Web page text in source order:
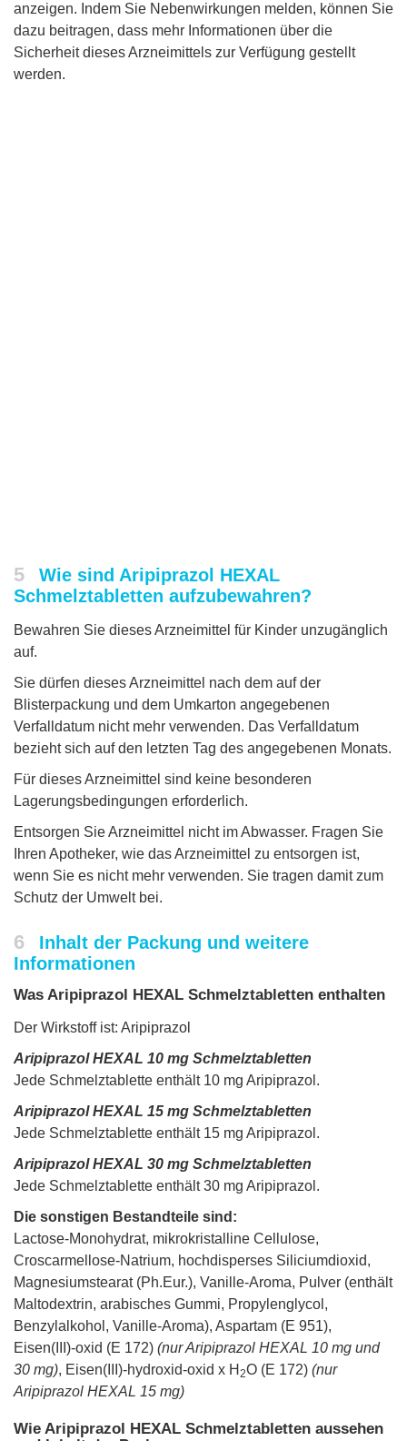
anzeigen. Indem Sie Nebenwirkungen melden, können Sie
dazu beitragen, dass mehr Informationen über die
Sicherheit dieses Arzneimittels zur Verfügung gestellt
werden.
5
Wie sind Aripiprazol HEXAL
Schmelztabletten aufzubewahren?
Bewahren Sie dieses Arzneimittel für Kinder unzugänglich
auf.
Sie dürfen dieses Arzneimittel nach dem auf der
Blisterpackung und dem Umkarton angegebenen
Verfalldatum nicht mehr verwenden. Das Verfalldatum
bezieht sich auf den letzten Tag des angegebenen Monats.
Für dieses Arzneimittel sind keine besonderen
Lagerungsbedingungen erforderlich.
Entsorgen Sie Arzneimittel nicht im Abwasser. Fragen Sie
Ihren Apotheker, wie das Arzneimittel zu entsorgen ist,
wenn Sie es nicht mehr verwenden. Sie tragen damit zum
Schutz der Umwelt bei.
6
Inhalt der Packung und weitere
Informationen
Was Aripiprazol HEXAL Schmelztabletten enthalten
Der Wirkstoff ist: Aripiprazol
Aripiprazol HEXAL 10 mg Schmelztabletten
Jede Schmelztablette enthält 10 mg Aripiprazol.
Aripiprazol HEXAL 15 mg Schmelztabletten
Jede Schmelztablette enthält 15 mg Aripiprazol.
Aripiprazol HEXAL 30 mg Schmelztabletten
Jede Schmelztablette enthält 30 mg Aripiprazol.
Die sonstigen Bestandteile sind:
Lactose-Monohydrat, mikrokristalline Cellulose,
Croscarmellose-Natrium, hochdisperses Siliciumdioxid,
Magnesiumstearat (Ph.Eur.), Vanille-Aroma, Pulver (enthält
Maltodextrin, arabisches Gummi, Propylenglycol,
Benzylalkohol, Vanille-Aroma), Aspartam (E 951),
Eisen(III)-oxid (E 172) (nur Aripiprazol HEXAL 10 mg und
30 mg), Eisen(III)-hydroxid-oxid x H 2O (E 172) (nur
Aripiprazol HEXAL 15 mg)
Wie Aripiprazol HEXAL Schmelztabletten aussehen